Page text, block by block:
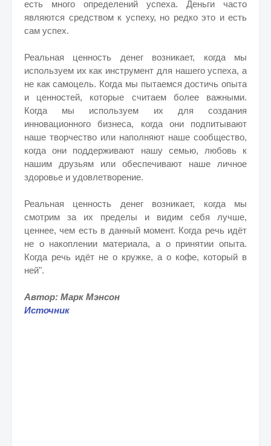
есть много определений успеха. Деньги часто
являются средством к успеху, но редко это и есть
сам успех.
Реальная ценность денег возникает, когда мы
используем их как инструмент для нашего успеха, а
не как самоцель. Когда мы пытаемся достичь опыта
и ценностей, которые считаем более важными.
Когда мы используем их для создания
инновационного бизнеса, когда они подпитывают
наше творчество или наполняют наше сообщество,
когда они поддерживают нашу семью, любовь к
нашим друзьям или обеспечивают наше личное
здоровье и удовлетворение.
Реальная ценность денег возникает, когда мы
смотрим за их пределы и видим себя лучше,
ценнее, чем есть в данный момент. Когда речь идёт
не о накоплении материала, а о принятии опыта.
Когда речь идёт не о кружке, а о кофе, который в
ней".
Автор: Марк Мэнсон
Источник